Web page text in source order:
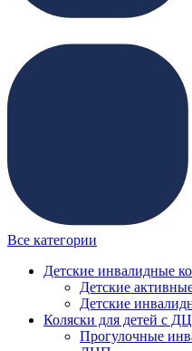
Все категории
Детские инвалидные
Детские
Детские
Коляски для детей с
Прогулочные